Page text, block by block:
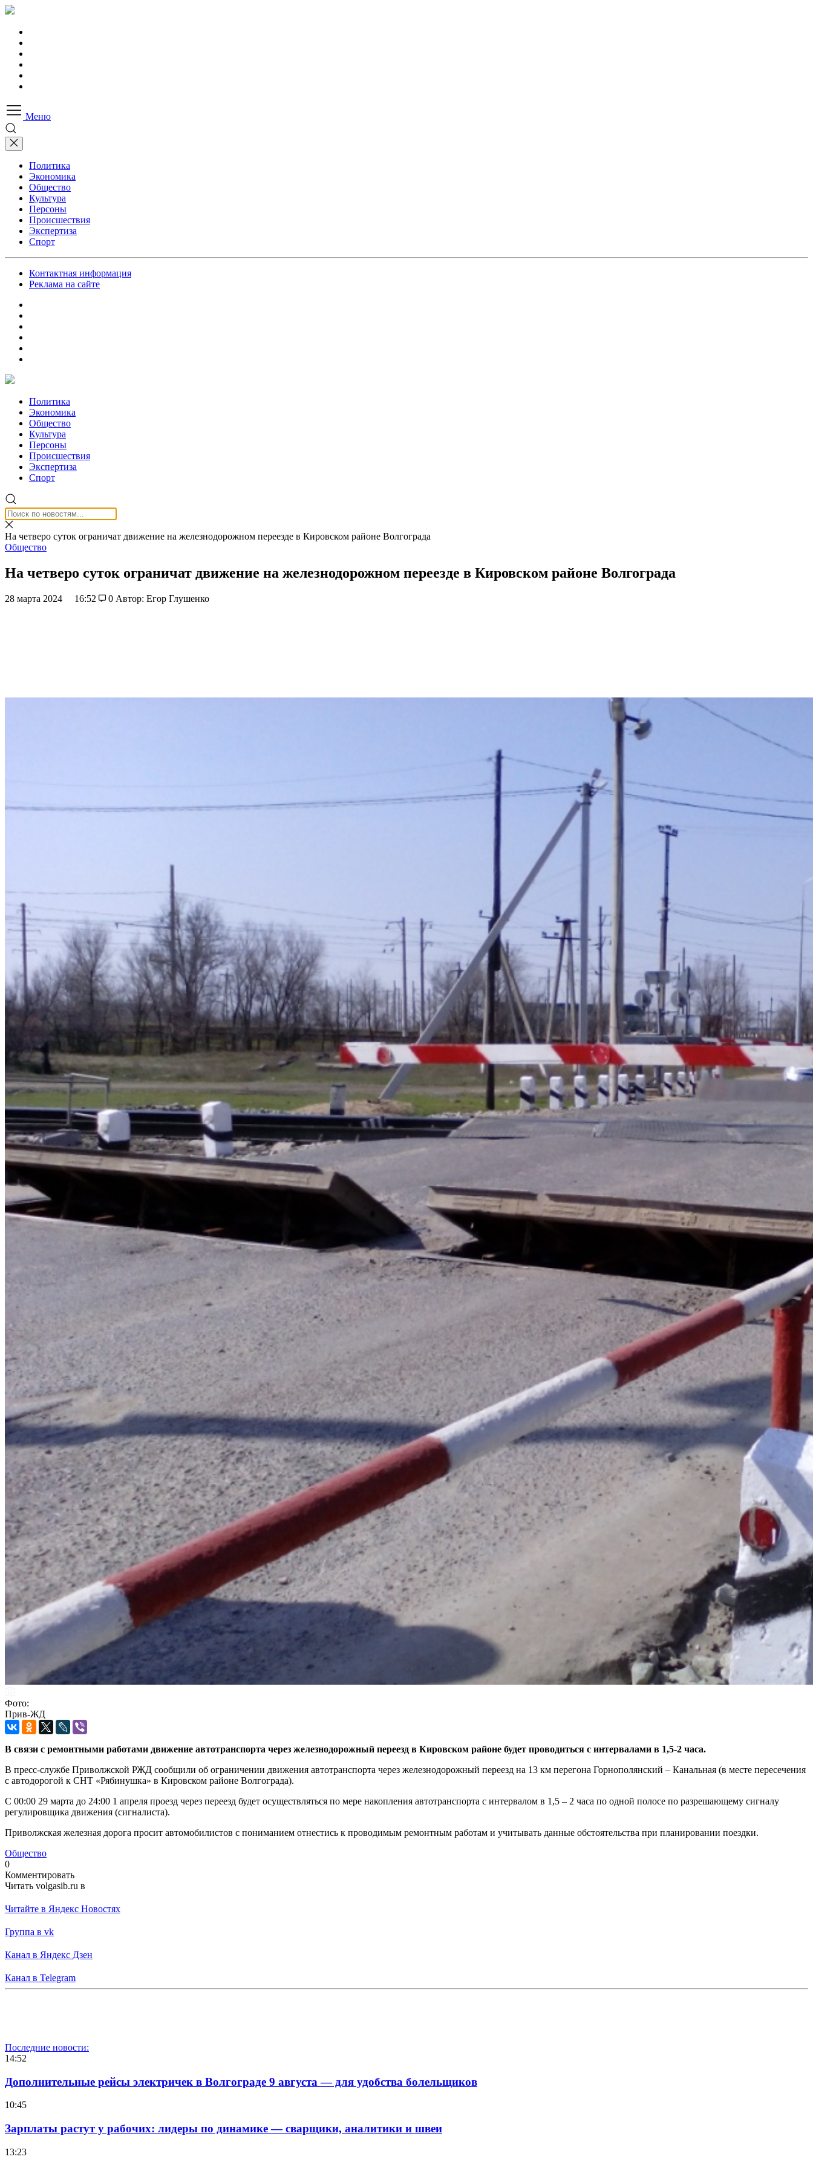
Меню
Политика
Экономика
Общество
Культура
Персоны
Происшествия
Экспертиза
Спорт
Контактная информация
Реклама на сайте
Политика
Экономика
Общество
Культура
Персоны
Происшествия
Экспертиза
Спорт
На четверо суток ограничат движение на железнодорожном переезде в Кировском районе Волгограда
Общество
На четверо суток ограничат движение на железнодорожном переезде в Кировском районе Волгограда
28 марта 2024 16:52 0 Автор: Егор Глушенко
Фото:
Прив-ЖД
В связи с ремонтными работами движение автотранспорта через железнодорожный переезд в Кировском районе будет проводиться с интервалами в 1,5-2 часа.
В пресс-службе Приволжской РЖД сообщили об ограничении движения автотранспорта через железнодорожный переезд на 13 км перегона Горнополянский – Канальная (в месте пересечения
с автодорогой к СНТ «Рябинушка» в Кировском районе Волгограда).
С 00:00 29 марта до 24:00 1 апреля проезд через переезд будет осуществляться по мере накопления автотранспорта с интервалом в 1,5 – 2 часа по одной полосе по разрешающему сигналу
регулировщика движения (сигналиста).
Приволжская железная дорога просит автомобилистов с пониманием отнестись к проводимым ремонтным работам и учитывать данные обстоятельства при планировании поездки.
Общество
0
Комментировать
Читать volgasib.ru в
Читайте в Яндекс Новостях
Группа в vk
Канал в Яндекс Дзен
Канал в Telegram
Последние новости:
14:52
Дополнительные рейсы электричек в Волгограде 9 августа — для удобства болельщиков
10:45
Зарплаты растут у рабочих: лидеры по динамике — сварщики, аналитики и швеи
13:23